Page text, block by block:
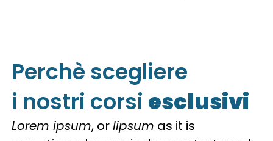
Perchè scegliere
i nostri corsi esclusivi
Lorem ipsum, orlipsum as it is